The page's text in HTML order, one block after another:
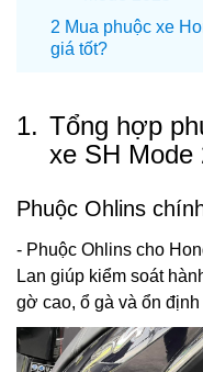
Mua phuộc xe
giá tốt?
1. Tổng hợp
xe SH Mode
Phuộc Ohlins
- Phuộc Ohlins cho
Lan giúp kiểm soát
gờ cao, ổ gà và ổn